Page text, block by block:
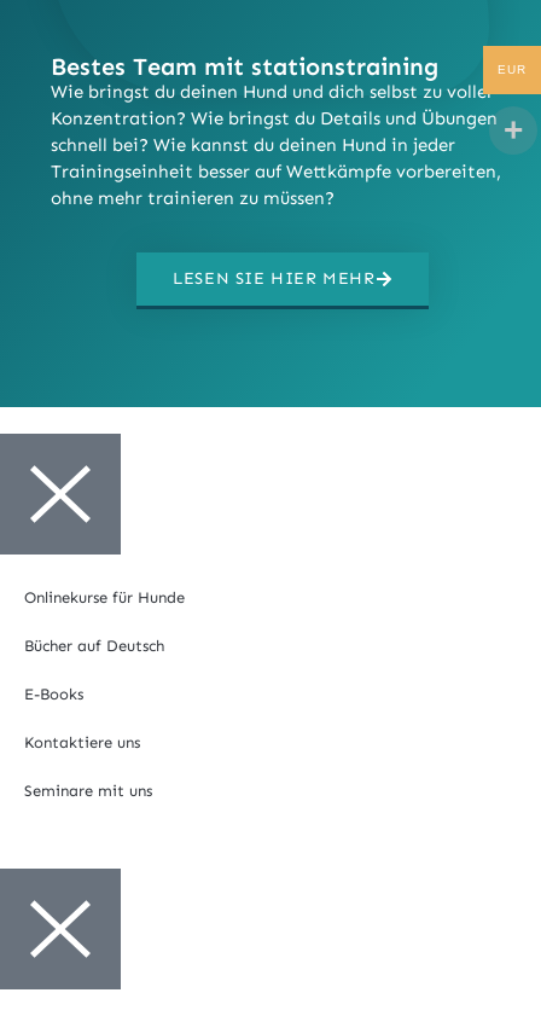
Bestes Team mit stationstraining​
Wie bringst du deinen Hund und dich selbst zu voller
Konzentration? Wie bringst du Details und Übungen
schnell bei? Wie kannst du deinen Hund in jeder
Trainingseinheit besser auf Wettkämpfe vorbereiten,
ohne mehr trainieren zu müssen?
LESEN SIE HIER MEHR
EUR
Onlinekurse für Hunde
Bücher auf Deutsch
E-Books
Kontaktiere uns
Seminare mit uns